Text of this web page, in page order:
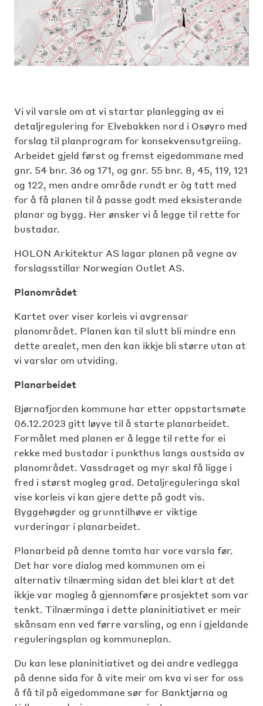
Vi vil varsle om at vi startar planlegging av ei
detaljregulering for Elvebakken nord i Osøyro med
forslag til planprogram for konsekvensutgreiing.
Arbeidet gjeld først og fremst eigedommane med
gnr. 54 bnr. 36 og 171, og gnr. 55 bnr. 8, 45, 119, 121
og 122, men andre område rundt er òg tatt med
for å få planen til å passe godt med eksisterande
planar og bygg. Her ønsker vi å legge til rette for
bustadar.
HOLON Arkitektur AS lagar planen på vegne av
forslagsstillar Norwegian Outlet AS.
Planområdet
Kartet over viser korleis vi avgrensar
planområdet. Planen kan til slutt bli mindre enn
dette arealet, men den kan ikkje bli større utan at
vi varslar om utviding.
Planarbeidet
Bjørnafjorden kommune har etter oppstartsmøte
06.12.2023 gitt løyve til å starte planarbeidet.
Formålet med planen er å legge til rette for ei
rekke med bustadar i punkthus langs austsida av
planområdet. Vassdraget og myr skal få ligge i
fred i størst mogleg grad. Detaljreguleringa skal
vise korleis vi kan gjere dette på godt vis.
Byggehøgder og grunntilhøve er viktige
vurderingar i planarbeidet.
Planarbeid på denne tomta har vore varsla før.
Det har vore dialog med kommunen om ei
alternativ tilnærming sidan det blei klart at det
ikkje var mogleg å gjennomføre prosjektet som var
tenkt. Tilnærminga i dette planinitiativet er meir
skånsam enn ved førre varsling, og enn i gjeldande
reguleringsplan og kommuneplan.
Du kan lese planinitiativet og dei andre vedlegga
på denne sida for å vite meir om kva vi ser for oss
å få til på eigedommane sør for Banktjørna og